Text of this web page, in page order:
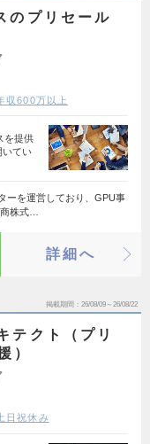
のプリセール
収600万以上
を提供
いてい
ーを運営しており、GPU事
株式…
詳細へ
掲載期間 26/08/09～26/08/22
テクト（プリ
）
日祝休み